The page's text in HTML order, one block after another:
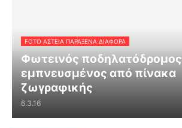
FOTO ΑΣΤΕΙΑ ΠΑΡΑΞΕΝΑ ΔΙΑΦΟΡΑ
Φωτεινός ποδηλατόδρομος
εμπνευσμένος από πίνακα
ζωγραφικής
6.3.16